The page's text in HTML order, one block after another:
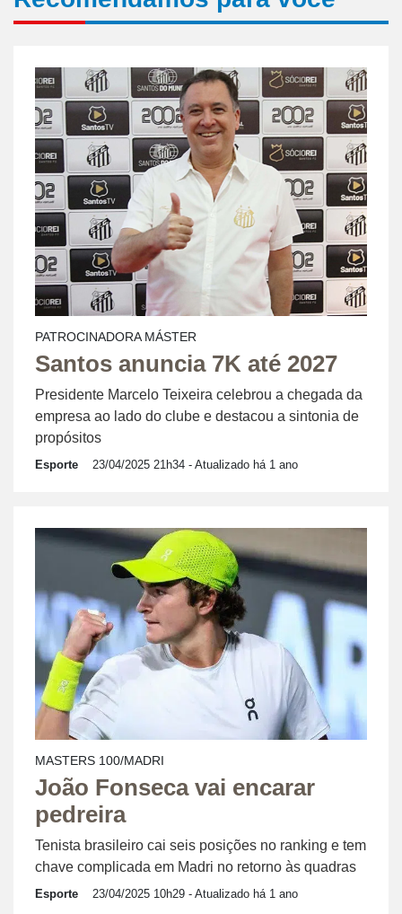
PATROCINADORA MÁSTER
Santos anuncia 7K até 2027
Presidente Marcelo Teixeira celebrou a chegada da
empresa ao lado do clube e destacou a sintonia de
propósitos
Esporte 23/04/2025 21h34 - Atualizado há 1 ano
MASTERS 100/MADRI
João Fonseca vai encarar
pedreira
Tenista brasileiro cai seis posições no ranking e tem
chave complicada em Madri no retorno às quadras
Esporte 23/04/2025 10h29 - Atualizado há 1 ano